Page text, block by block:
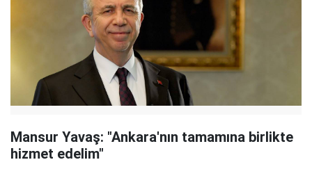
Mansur Yavaş: "Ankara'nın tamamına birlikte
hizmet edelim"